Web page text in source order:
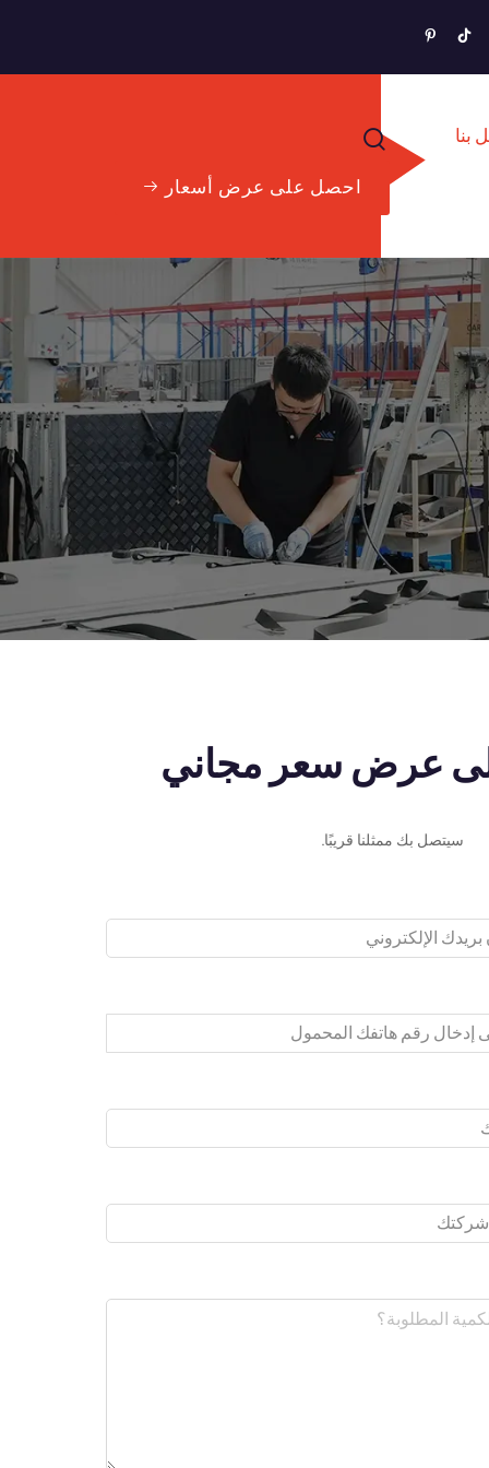
بنا
احصل على عرض أسعار
عرض سعر مجاني
سيتصل بك ممثلنا قريبًا.